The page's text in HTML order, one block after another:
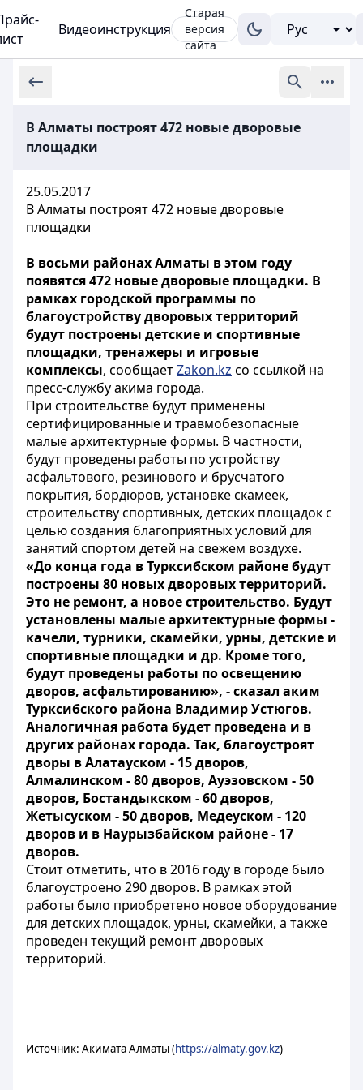
Видеоинструкция
Старая
версия
сайта
В Алматы построят 472 новые дворовые
площадки
25.05.2017
В Алматы построят 472 новые дворовые
площадки
В восьми районах Алматы в этом году
появятся 472 новые дворовые площадки. В
рамках городской программы по
благоустройству дворовых территорий
будут построены детские и спортивные
площадки, тренажеры и игровые
комплексы, сообщаетZakon.kz со ссылкой на
пресс-службу акима города.
При строительстве будут применены
сертифицированные и травмобезопасные
малые архитектурные формы. В частности,
будут проведены работы по устройству
асфальтового, резинового и брусчатого
покрытия, бордюров, установке скамеек,
строительству спортивных, детских площадок с
целью создания благоприятных условий для
занятий спортом детей на свежем воздухе.
«До конца года в Турксибском районе будут
построены 80 новых дворовых территорий.
Это не ремонт, а новое строительство. Будут
установлены малые архитектурные формы -
качели, турники, скамейки, урны, детские и
спортивные площадки и др. Кроме того,
будут проведены работы по освещению
дворов, асфальтированию», - сказал аким
Турксибского района Владимир Устюгов.
Аналогичная работа будет проведена и в
других районах города. Так, благоустроят
дворы в Алатауском - 15 дворов,
Алмалинском - 80 дворов, Ауэзовском - 50
дворов, Бостандыкском - 60 дворов,
Жетысуском - 50 дворов, Медеуском - 120
дворов и в Наурызбайском районе - 17
дворов.
Стоит отметить, что в 2016 году в городе было
благоустроено 290 дворов. В рамках этой
работы было приобретено новое оборудование
для детских площадок, урны, скамейки, а также
проведен текущий ремонт дворовых
территорий.
Источник: Акимата Алматы (https://almaty.gov.kz)